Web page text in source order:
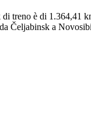
treno è di 1.364,41
Čeljabinsk a